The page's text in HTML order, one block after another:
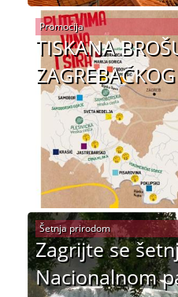
TISKANA
Promocija
Zagrijte se
Nacionalnom
Šetnja prirodom